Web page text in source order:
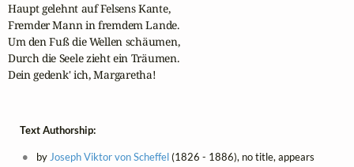
Haupt gelehnt auf Felsens Kante,
Fremder Mann in fremdem Lande.
Um den Fuß die Wellen schäumen,
Durch die Seele zieht ein Träumen.
Dein gedenk' ich, Margaretha!
Text Authorship:
byJoseph Viktor von Scheffel(1826 - 1886), no title, appears